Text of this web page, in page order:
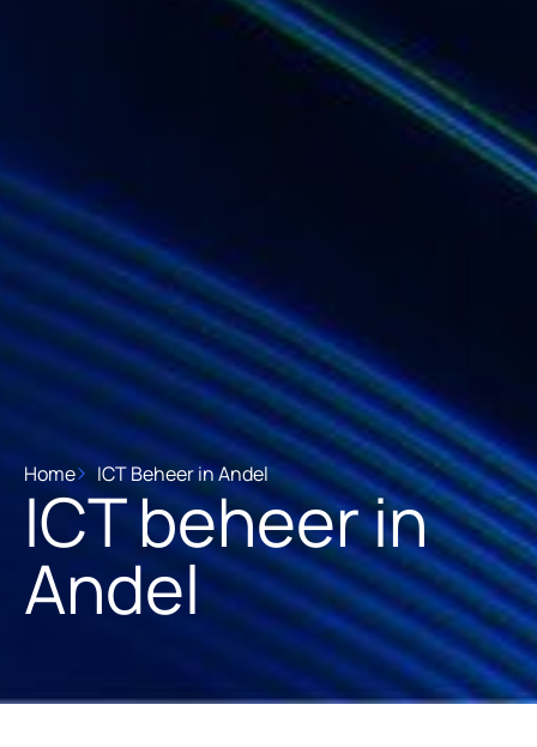
Home ICT Beheer in Andel
ICT beheer in
Andel